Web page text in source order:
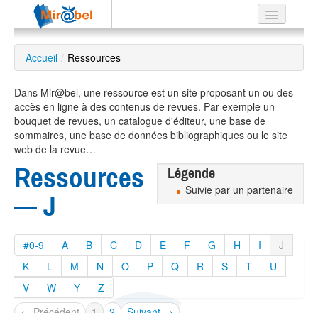
Le réseau
Soutien
Listes
Recherche
avancée
EN
?
Accueil / Ressources
Dans Mir@bel, une ressource est un site proposant un ou des
accès en ligne à des contenus de revues. Par exemple un
bouquet de revues, un catalogue d'éditeur, une base de
sommaires, une base de données bibliographiques ou le site
web de la revue…
Légende
Suivie par un partenaire
Ressources
— J
#0-9 A B C D E F G H I
J
K
L M N O P Q R S T
U
V
W Y
Z